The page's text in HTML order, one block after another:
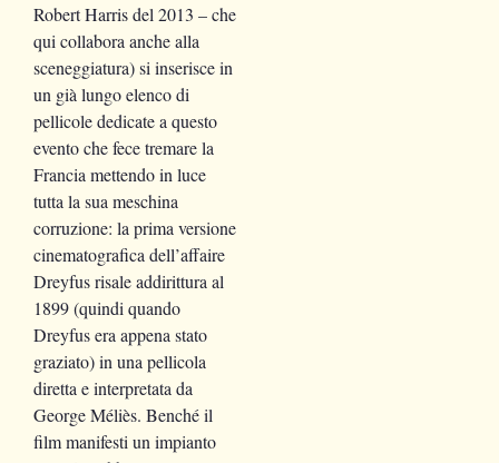
Robert Harris del 2013 – che
qui collabora anche alla
sceneggiatura) si inserisce in
un già lungo elenco di
pellicole dedicate a questo
evento che fece tremare la
Francia mettendo in luce
tutta la sua meschina
corruzione: la prima versione
cinematografica dell’affaire
Dreyfus risale addirittura al
1899 (quindi quando
Dreyfus era appena stato
graziato) in una pellicola
diretta e interpretata da
George Méliès. Benché il
film manifesti un impianto